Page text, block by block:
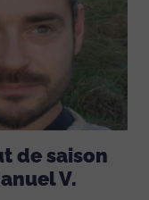
de saison
V.